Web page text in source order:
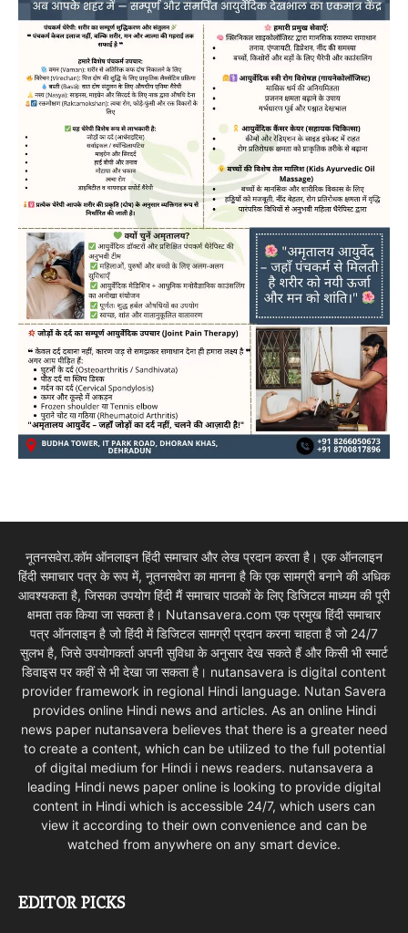
नूतनसवेरा.कॉम ऑनलाइन हिंदी समाचार और लेख प्रदान करता है। एक ऑनलाइन
हिंदी समाचार पत्र के रूप में, नूतनसवेरा का मानना है कि एक सामग्री बनाने की अधिक
आवश्यकता है, जिसका उपयोग हिंदी मैं समाचार पाठकों के लिए डिजिटल माध्यम की पूरी
क्षमता तक किया जा सकता है। Nutansavera.com एक प्रमुख हिंदी समाचार
पत्र ऑनलाइन है जो हिंदी में डिजिटल सामग्री प्रदान करना चाहता है जो 24/7
सुलभ है, जिसे उपयोगकर्ता अपनी सुविधा के अनुसार देख सकते हैं और किसी भी स्मार्ट
डिवाइस पर कहीं से भी देखा जा सकता है। nutansavera is digital content
provider framework in regional Hindi language. Nutan Savera
provides online Hindi news and articles. As an online Hindi
news paper nutansavera believes that there is a greater need
to create a content, which can be utilized to the full potential
of digital medium for Hindi i news readers. nutansavera a
leading Hindi news paper online is looking to provide digital
content in Hindi which is accessible 24/7, which users can
view it according to their own convenience and can be
watched from anywhere on any smart device.
EDITOR PICKS